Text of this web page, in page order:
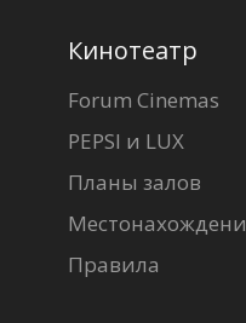
Кинотеатр
Forum Cinemas
PEPSI и LUX
Планы залов
Правила